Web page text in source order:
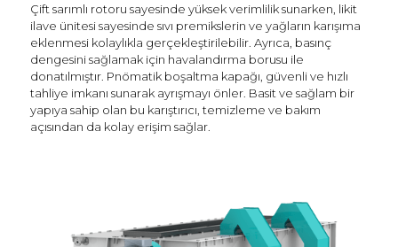
Sosyal
Medya
Çift sarımlı rotoru sayesinde yüksek verimlilik sunarken, likit
ilave ünitesi sayesinde sıvı premikslerin ve yağların karışıma
eklenmesi kolaylıkla gerçekleştirilebilir. Ayrıca, basınç
dengesini sağlamak için havalandırma borusu ile
donatılmıştır. Pnömatik boşaltma kapağı, güvenli ve hızlı
tahliye imkanı sunarak ayrışmayı önler. Basit ve sağlam bir
yapıya sahip olan bu karıştırıcı, temizleme ve bakım
açısından da kolay erişim sağlar.